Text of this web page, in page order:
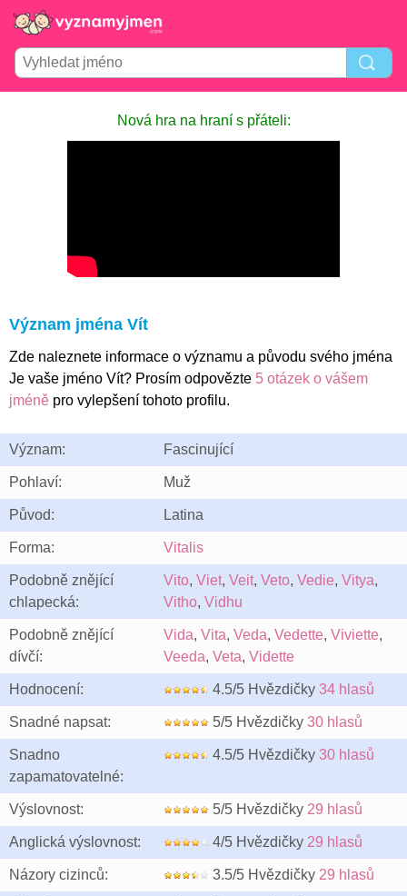
Nová hra na hraní s přáteli:
Význam jména Vít
Zde naleznete informace o významu a původu svého jména
Je vaše jméno Vít? Prosím odpovězte 5 otázek o vášem
jméně pro vylepšení tohoto profilu.
Význam: Fascinující
Pohlaví: Muž
Původ: Latina
Forma: Vitalis
Podobně znějící
chlapecká:
Vito, Viet, Veit, Veto, Vedie, Vitya,
Vitho, Vidhu
Podobně znějící
dívčí:
Vida, Vita, Veda, Vedette, Viviette,
Veeda, Veta, Vidette
Hodnocení: 4.5/5 Hvězdičky 34 hlasů
Snadné napsat: 5/5 Hvězdičky 30 hlasů
Snadno
zapamatovatelné:
4.5/5 Hvězdičky 30 hlasů
Výslovnost: 5/5 Hvězdičky 29 hlasů
Anglická výslovnost: 4/5 Hvězdičky 29 hlasů
Názory cizinců: 3.5/5 Hvězdičky 29 hlasů